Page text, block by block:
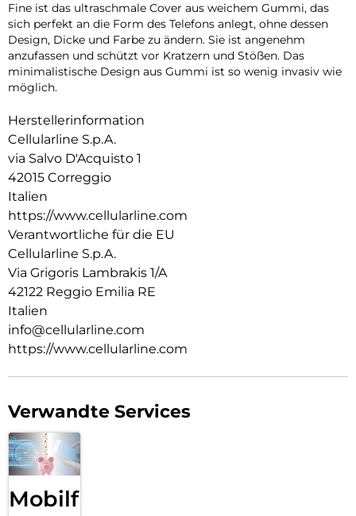
Fine ist das ultraschmale Cover aus weichem Gummi, das
sich perfekt an die Form des Telefons anlegt, ohne dessen
Design, Dicke und Farbe zu ändern. Sie ist angenehm
anzufassen und schützt vor Kratzern und Stößen. Das
minimalistische Design aus Gummi ist so wenig invasiv wie
möglich.
Herstellerinformation
Cellularline S.p.A.
via Salvo D'Acquisto 1
42015 Correggio
Italien
https://www.cellularline.com
Verantwortliche für die EU
Cellularline S.p.A.
Via Grigoris Lambrakis 1/A
42122 Reggio Emilia RE
Italien
info@cellularline.com
https://www.cellularline.com
Verwandte Services
Mobilfunk